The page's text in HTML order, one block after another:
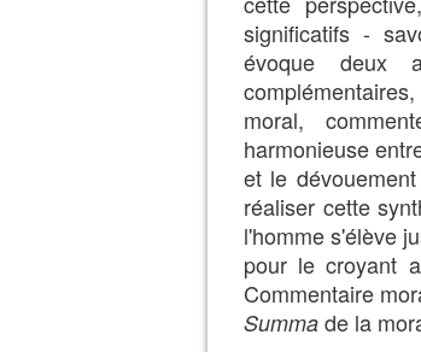
significatifs -
évoque deux
moral,
harmonieuse
et le
réaliser cette
l'homme s'élève
pour le croyant
Commentaire
Summa de la